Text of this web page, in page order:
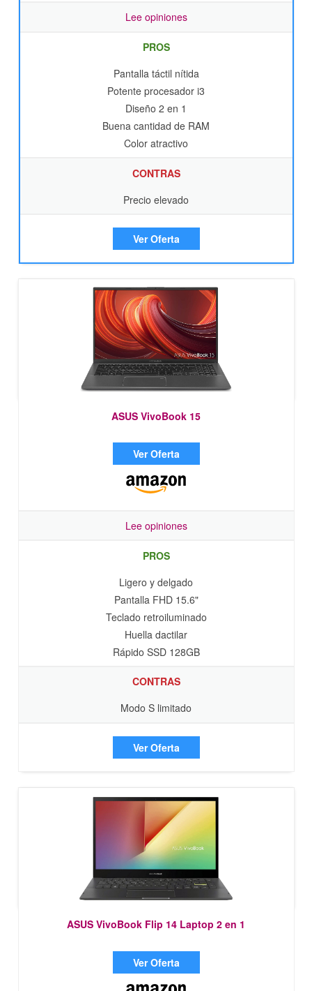
Lee opiniones
PROS
Pantalla táctil nítida
Potente procesador i3
Diseño 2 en 1
Buena cantidad de RAM
Color atractivo
CONTRAS
Precio elevado
Ver Oferta
ASUS VivoBook 15
Ver Oferta
Lee opiniones
PROS
Ligero y delgado
Pantalla FHD 15.6"
Teclado retroiluminado
Huella dactilar
Rápido SSD 128GB
CONTRAS
Modo S limitado
Ver Oferta
ASUS VivoBook Flip 14 Laptop 2 en 1
Ver Oferta